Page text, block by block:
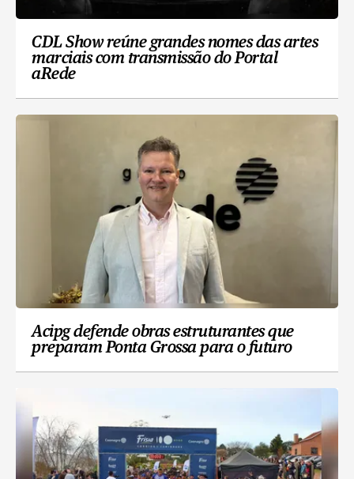
CDL Show reúne grandes nomes das artes
marciais com transmissão do Portal
aRede
Acipg defende obras estruturantes que
preparam Ponta Grossa para o futuro